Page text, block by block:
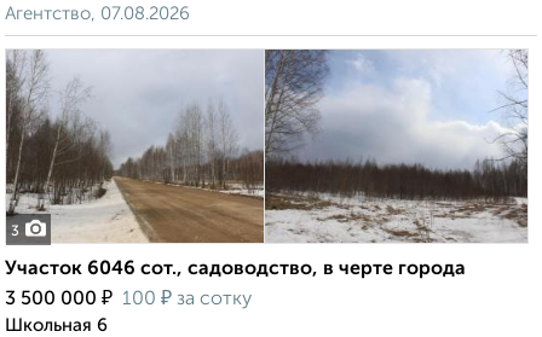
Агентство, 07.08.2026
3
Участок 6046 сот., садоводство, в черте города
3 500 000 ₽ 100 ₽ за сотку
Школьная 6